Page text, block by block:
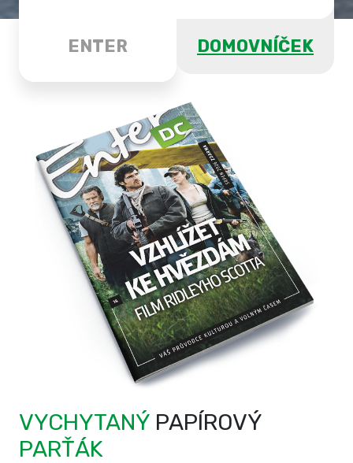
ENTER DOMOVNÍČEK
VYCHYTANÝ PAPÍROVÝ
PARŤÁK